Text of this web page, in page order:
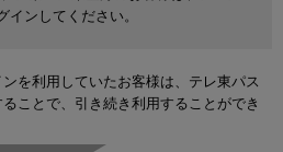
インしてください。
を利用していたお客様は、テレ東パス
ことで、引き続き利用することができ